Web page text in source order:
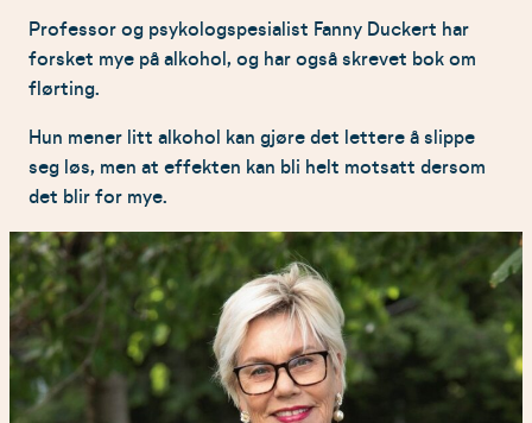
Professor og psykologspesialist Fanny Duckert har
forsket mye på alkohol, og har også skrevet bok om
flørting.
Hun mener litt alkohol kan gjøre det lettere å slippe
seg løs, men at effekten kan bli helt motsatt dersom
det blir for mye.